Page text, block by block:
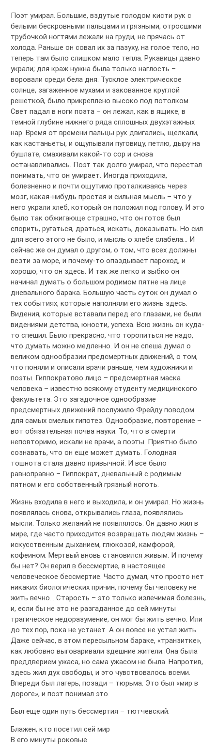
Поэт умирал. Большие, вздутые голодом кисти рук с
белыми бескровными пальцами и грязными, отросшими
трубочкой ногтями лежали на груди, не прячась от
холода. Раньше он совал их за пазуху, на голое тело, но
теперь там было слишком мало тепла. Рукавицы давно
украли; для краж нужна была только наглость –
воровали среди бела дня. Тусклое электрическое
солнце, загаженное мухами и закованное круглой
решеткой, было прикреплено высоко под потолком.
Свет падал в ноги поэта – он лежал, как в ящике, в
темной глубине нижнего ряда сплошных двухэтажных
нар. Время от времени пальцы рук двигались, щелкали,
как кастаньеты, и ощупывали пуговицу, петлю, дыру на
бушлате, смахивали какой-то сор и снова
останавливались. Поэт так долго умирал, что перестал
понимать, что он умирает. Иногда приходила,
болезненно и почти ощутимо проталкиваясь через
мозг, какая-нибудь простая и сильная мысль – что у
него украли хлеб, который он положил под голову. И это
было так обжигающе страшно, что он готов был
спорить, ругаться, драться, искать, доказывать. Но сил
для всего этого не было, и мысль о хлебе слабела… И
сейчас же он думал о другом, о том, что всех должны
везти за море, и почему-то опаздывает пароход, и
хорошо, что он здесь. И так же легко и зыбко он
начинал думать о большом родимом пятне на лице
дневального барака. Большую часть суток он думал о
тех событиях, которые наполняли его жизнь здесь.
Видения, которые вставали перед его глазами, не были
видениями детства, юности, успеха. Всю жизнь он куда-
то спешил. Было прекрасно, что торопиться не надо,
что думать можно медленно. И он не спеша думал о
великом однообразии предсмертных движений, о том,
что поняли и описали врачи раньше, чем художники и
поэты. Гиппократово лицо – предсмертная маска
человека – известно всякому студенту медицинского
факультета. Это загадочное однообразие
предсмертных движений послужило Фрейду поводом
для самых смелых гипотез. Однообразие, повторение –
вот обязательная почва науки. То, что в смерти
неповторимо, искали не врачи, а поэты. Приятно было
сознавать, что он еще может думать. Голодная
тошнота стала давно привычной. И все было
равноправно – Гиппократ, дневальный с родимым
пятном и его собственный грязный ноготь.
Жизнь входила в него и выходила, и он умирал. Но жизнь
появлялась снова, открывались глаза, появлялись
мысли. Только желаний не появлялось. Он давно жил в
мире, где часто приходится возвращать людям жизнь –
искусственным дыханием, глюкозой, камфорой,
кофеином. Мертвый вновь становился живым. И почему
бы нет? Он верил в бессмертие, в настоящее
человеческое бессмертие. Часто думал, что просто нет
никаких биологических причин, почему бы человеку не
жить вечно… Старость – это только излечимая болезнь,
и, если бы не это не разгаданное до сей минуты
трагическое недоразумение, он мог бы жить вечно. Или
до тех пор, пока не устанет. А он вовсе не устал жить.
Даже сейчас, в этом пересыльном бараке, «транзитке»,
как любовно выговаривали здешние жители. Она была
преддверием ужаса, но сама ужасом не была. Напротив,
здесь жил дух свободы, и это чувствовалось всеми.
Впереди был лагерь, позади – тюрьма. Это был «мир в
дороге», и поэт понимал это.
Был еще один путь бессмертия – тютчевский:
Блажен, кто посетил сей мир
В его минуты роковые